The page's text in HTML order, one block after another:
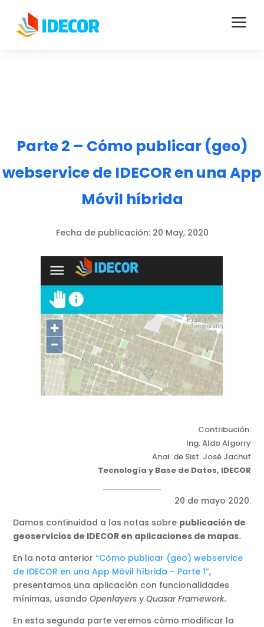
a
Parte 2 – Cómo publicar (geo)
webservice de IDECOR en una App
Móvil híbrida
Fecha de publicación: 20 May, 2020
Contribución:
Ing. Aldo Algorry
Anal. de Sist. José Jachuf
Tecnología y Base de Datos, IDECOR
20 de mayo 2020.
Damos continuidad a las notas sobre publicación de
geoservicios de IDECOR en aplicaciones de mapas.
En la nota anterior“Cómo publicar (geo) webservice
de IDECOR en una App Móvil híbrida – Parte 1”,
presentamos una aplicación con funcionalidades
mínimas, usandoOpenlayers yQuasar Framework.
En esta segunda parte veremos cómo modificar la